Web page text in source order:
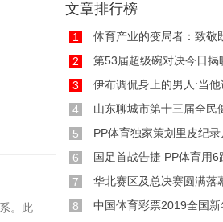
。此
文章排行榜
1
体育产业的变局者：致敬既
2
第53届超级碗对决今日揭晓 除夕
3
伊布调侃身上的男人:当他试图榨
4
山东聊城市第十三届全民健身运
5
PP体育独家策划里皮纪录片 深
6
国足首战告捷 PP体育用6路解说信
7
华北赛区及总决赛圆满落
8
中国体育彩票2019全国新年登